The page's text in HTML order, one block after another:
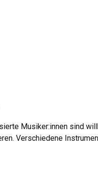
Musiker:innen sind
Verschiedene